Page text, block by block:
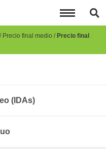
Precio final medio Precio final
(IDAs)